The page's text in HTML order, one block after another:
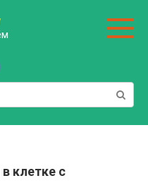
клетке с